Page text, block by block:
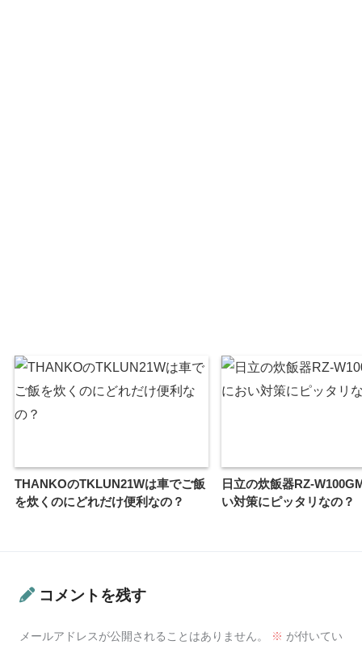
THANKOのTKLUN21Wは車でご飯
を炊くのにどれだけ便利なの？
日立の炊飯器RZ-
い対策にピッタリなの？
コメントを残す
メールアドレスが公開されることはありません。 ※ が付いてい